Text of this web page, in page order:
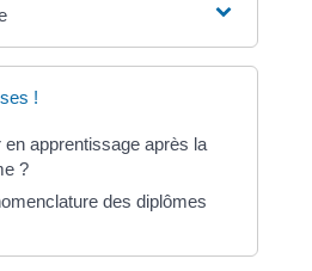
!
en apprentissage après la
?
des diplômes